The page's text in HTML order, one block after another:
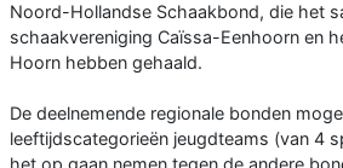
Noord-Hollandse Schaakbond, die het
schaakvereniging Caïssa-Eenhoorn en
Hoorn hebben gehaald.
De deelnemende regionale bonden
leeftijdscategorieën jeugdteams (van 4
het op gaan nemen tegen de andere